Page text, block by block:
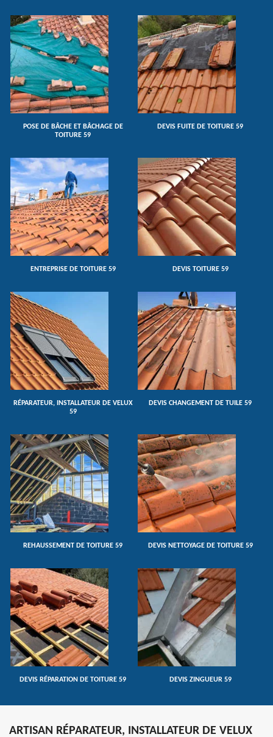
POSE DE BÂCHE ET BÂCHAGE DE
TOITURE 59
DEVIS FUITE DE TOITURE 59
ENTREPRISE DE TOITURE 59 DEVIS TOITURE 59
RÉPARATEUR, INSTALLATEUR DE VELUX
59
DEVIS CHANGEMENT DE TUILE 59
REHAUSSEMENT DE TOITURE 59 DEVIS NETTOYAGE DE TOITURE 59
DEVIS RÉPARATION DE TOITURE 59 DEVIS ZINGUEUR 59
ARTISAN RÉPARATEUR, INSTALLATEUR DE VELUX